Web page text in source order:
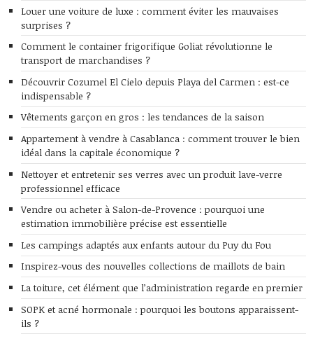
Louer une voiture de luxe : comment éviter les mauvaises
surprises ?
Comment le container frigorifique Goliat révolutionne le
transport de marchandises ?
Découvrir Cozumel El Cielo depuis Playa del Carmen : est-ce
indispensable ?
Vêtements garçon en gros : les tendances de la saison
Appartement à vendre à Casablanca : comment trouver le bien
idéal dans la capitale économique ?
Nettoyer et entretenir ses verres avec un produit lave-verre
professionnel efficace
Vendre ou acheter à Salon-de-Provence : pourquoi une
estimation immobilière précise est essentielle
Les campings adaptés aux enfants autour du Puy du Fou
Inspirez-vous des nouvelles collections de maillots de bain
La toiture, cet élément que l’administration regarde en premier
SOPK et acné hormonale : pourquoi les boutons apparaissent-
ils ?